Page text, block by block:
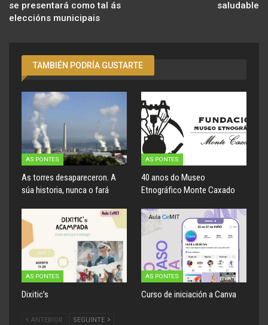
se presentará como tal ás
eleccións municipais
saludable
TAMBIÉN PODRÍA GUSTARTE
AS PONTES
As torres desapareceron. A
súa historia, nunca o fará
AS PONTES
40 anos do Museo
Etnográfico Monte Caxado
AS PONTES
Dixitic’s
AS PONTES
Curso de iniciación a Canva
ANTERIOR SEGUINTE